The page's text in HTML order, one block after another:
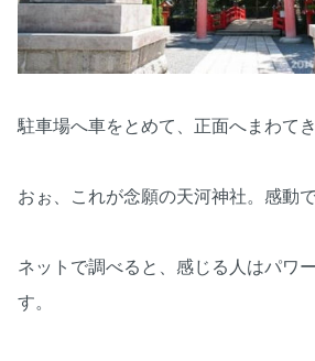
駐車場へ車をとめて、正面へまわてき
おぉ、これが念願の天河神社。感動で
ネットで調べると、感じる人はパワ
す。